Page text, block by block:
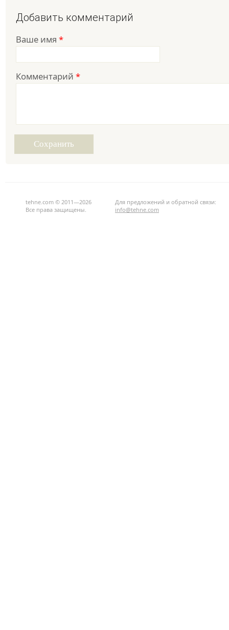
Добавить комментарий
Ваше имя *
Комментарий *
tehne.com © 2011—2026
Все права защищены.
Для предложений и обратной связи:
info@tehne.com